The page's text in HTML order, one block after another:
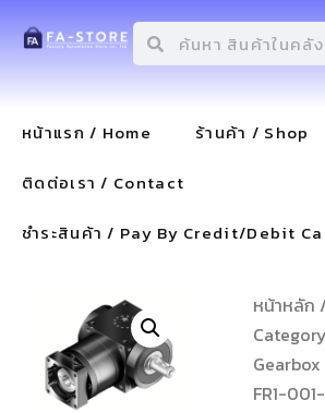
หน้าแรก / Home
ร้านค้า / Shop
ติดต่อเรา / Contact
ชำระสินค้า / Pay By Credit/Debit
หน้าหลัก /
Category
Gearbox
FR1-001-